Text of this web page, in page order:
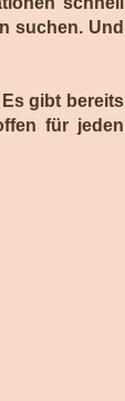
suchen. Und
gibt bereits
für jeden